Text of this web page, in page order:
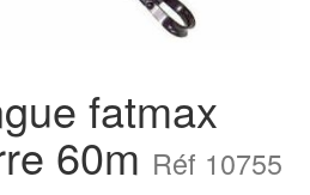
fatmax
60m Réf 10755